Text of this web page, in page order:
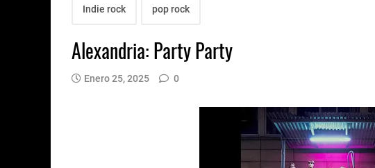
Indie rock pop rock
Alexandria: Party Party
Enero 25, 2025 0